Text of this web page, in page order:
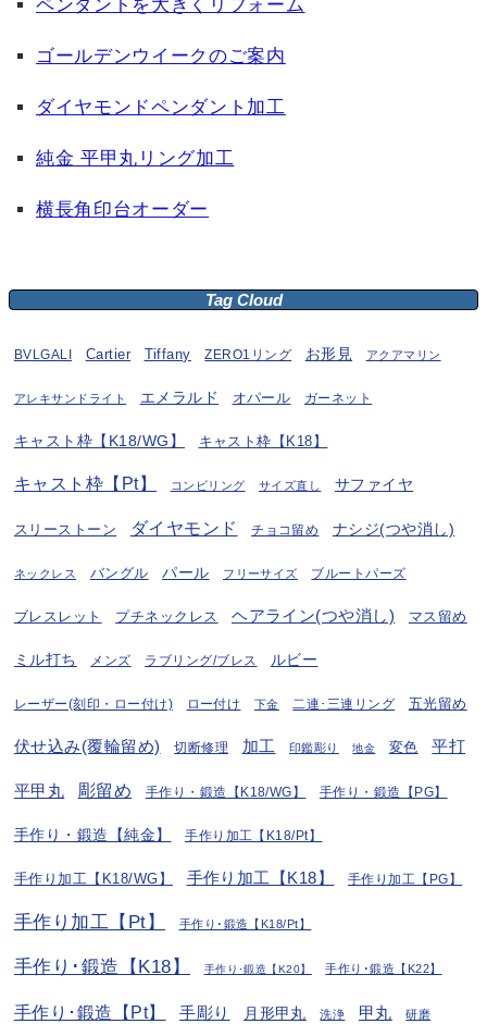
ペンダントを大きくリフォーム
ゴールデンウイークのご案内
ダイヤモンドペンダント加工
純金 平甲丸リング加工
横長角印台オーダー
Tag Cloud
BVLGALI Cartier Tiffany ZERO1リング お形見 アクアマリン
アレキサンドライト エメラルド オパール ガーネット
キャスト枠【K18/WG】 キャスト枠【K18】
キャスト枠【Pt】 コンビリング サイズ直し サファイヤ
スリーストーン ダイヤモンド チョコ留め ナシジ(つや消し)
ネックレス バングル パール フリーサイズ ブルートパーズ
ブレスレット プチネックレス ヘアライン(つや消し) マス留め
ミル打ち メンズ ラブリング/ブレス ルビー
レーザー(刻印・ロー付け) ロー付け 下金 二連･三連リング 五光留め
伏せ込み(覆輪留め) 切断修理 加工 印鑑彫り 地金 変色 平打
平甲丸 彫留め 手作り・鍛造【K18/WG】 手作り・鍛造【PG】
手作り・鍛造【純金】 手作り加工【K18/Pt】
手作り加工【K18/WG】 手作り加工【K18】 手作り加工【PG】
手作り加工【Pt】 手作り･鍛造【K18/Pt】
手作り･鍛造【K18】 手作り･鍛造【K20】 手作り･鍛造【K22】
手作り･鍛造【Pt】 手彫り 月形甲丸 洗浄 甲丸 研磨